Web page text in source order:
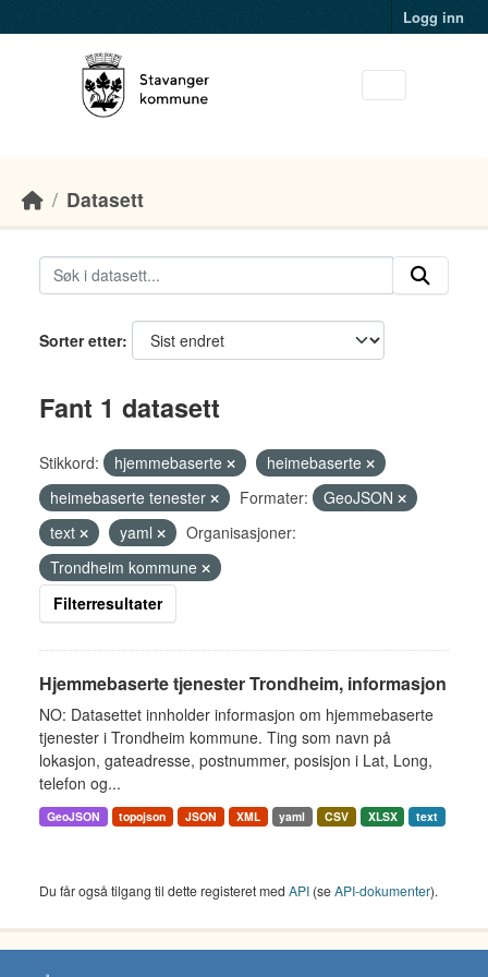
Logg inn
Datasett
Sorter etter
Fant 1 datasett
Stikkord: hjemmebaserte
heimebaserte
heimebaserte tenester
Formater:
GeoJSON
text
yaml
Organisasjoner:
Trondheim kommune
Filterresultater
Hjemmebaserte tjenester Trondheim, informasjon
NO: Datasettet innholder informasjon om hjemmebaserte
tjenester i Trondheim kommune. Ting som navn på
lokasjon, gateadresse, postnummer, posisjon i Lat, Long,
telefon og...
GeoJSON topojson JSON XML yaml CSV XLSX text
Du får også tilgang til dette registeret med API (seAPI-dokumenter).